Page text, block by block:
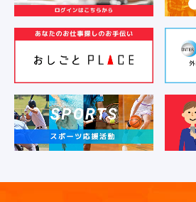
お気軽にご相談